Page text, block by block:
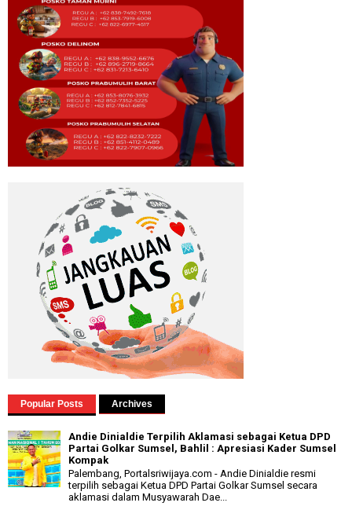
Popular Posts Archives
Andie Dinialdie Terpilih Aklamasi sebagai Ketua DPD
Partai Golkar Sumsel, Bahlil : Apresiasi Kader Sumsel
Kompak
Palembang, Portalsriwijaya.com - Andie Dinialdie resmi
terpilih sebagai Ketua DPD Partai Golkar Sumsel secara
aklamasi dalam Musyawarah Dae...